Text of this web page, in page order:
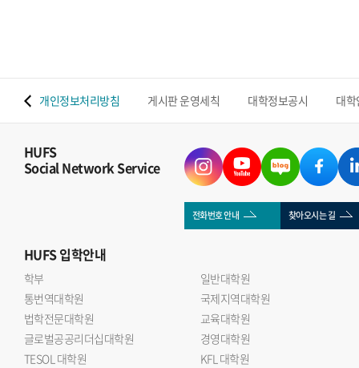
개인정보처리방침 게시판 운영세칙 대학정보공시 대
HUFS
Social Network Service
전화번호 안내 찾아오시는 길
HUFS입학안내
학부
일반대학원
통번역대학원
국제지역대학원
법학전문대학원
교육대학원
글로벌공공리더십대학원
경영대학원
TESOL 대학원
KFL 대학원